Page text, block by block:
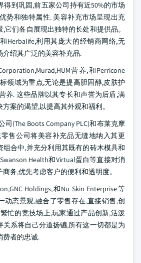
得到巩固,前五家公司持有近50%的市场
势和独特属性. 美容补充市场呈现出充
它们各自展现出独特的长处和提供品。
Herbalife,利用其庞大的经销商网络,无
绍其广泛的美容补充品.
营养,和Perricone
领域为重点,无论是提高胆固醇,皮肤护
养. 这些品牌以其专长和声誉为后盾,满
案的渴望,以提高其外观和福利。
司(The Boots Company PLC)和布莱克摩
零售公司将美容补充品无缝地纳入其更
组合中,并充分利用其既有的砖木模具和
Health和Virtual蛋白等直接对消
务,优先考虑客户的便利和透明度。
Holdings,和Nu Skin Enterprise等
动态景观,融合了零售存在,直接销售,创
忙的竞技场上,玩家通过产品创新,活泼
关系将自己分道扬镳,所有这一切都是为
费者的忠诚.